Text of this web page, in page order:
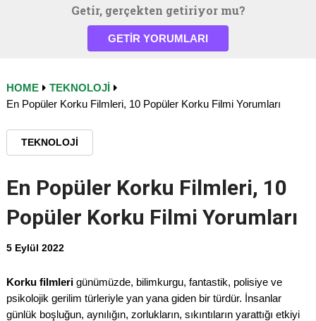
Getir, gerçekten getiriyor mu?
GETIR YORUMLARI
HOME
TEKNOLOJI
En Popüler Korku Filmleri, 10 Popüler Korku Filmi Yorumları
TEKNOLOJI
En Popüler Korku Filmleri, 10
Popüler Korku Filmi Yorumları
5 Eylül 2022
Korku filmlerigünümüzde, bilimkurgu, fantastik, polisiye ve
psikolojik gerilim türleriyle yan yana giden bir türdür. İnsanlar
günlük boşluğun, aynılığın, zorlukların, sıkıntıların yarattığı etkiyi